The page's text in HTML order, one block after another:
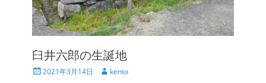
臼井六郎の生誕地
投 2021年3月14日
投 kento